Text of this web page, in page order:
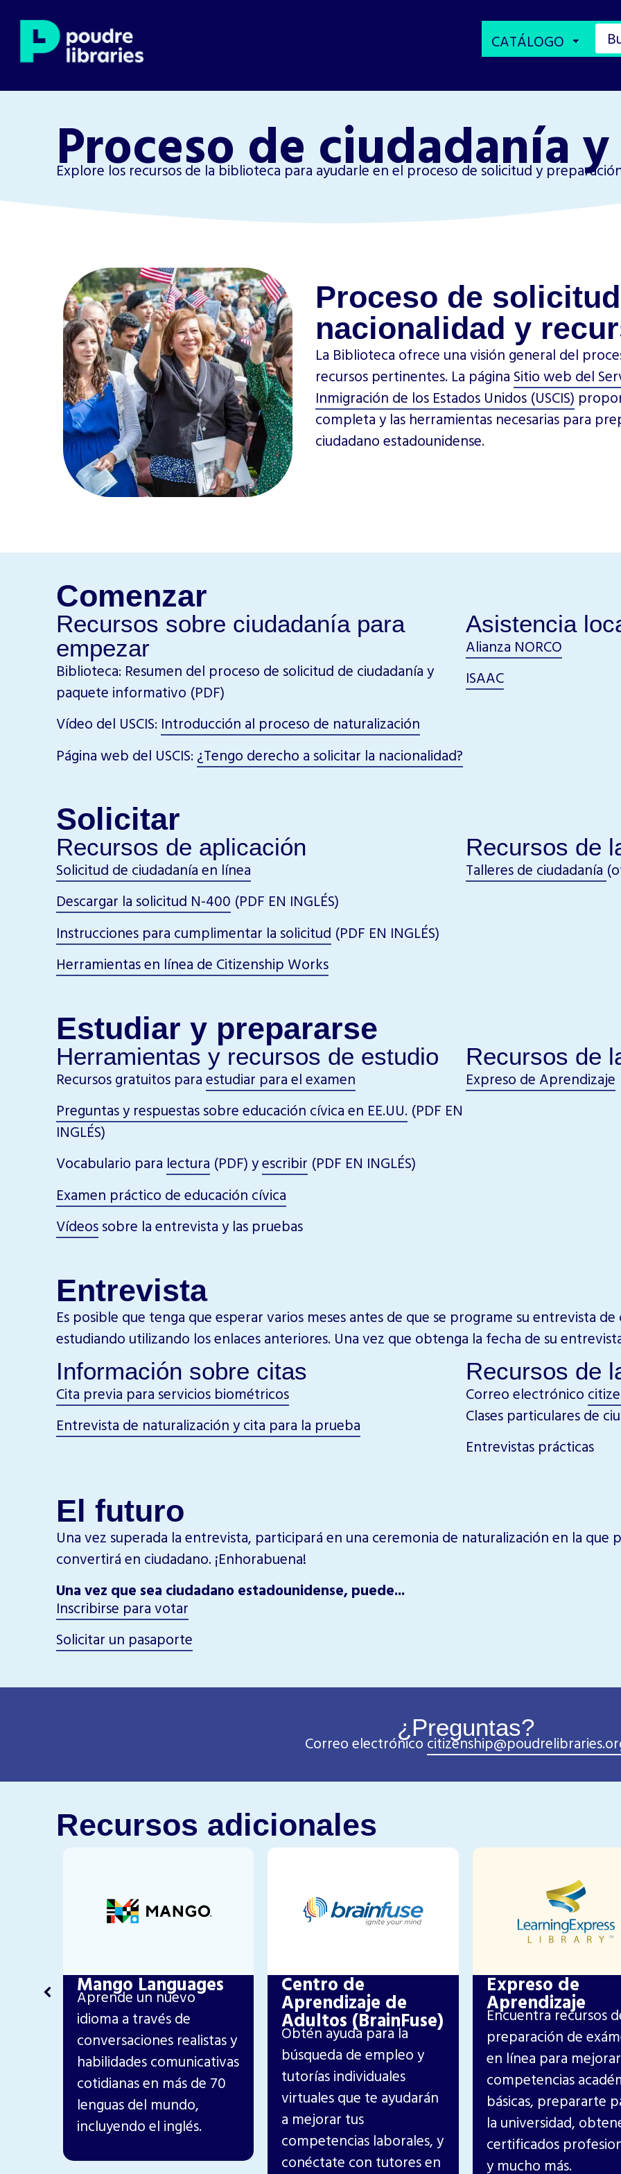
Proceso de ciudadanía
Explore los recursos de la biblioteca para ayudarle en el proceso de solicitud y
Proceso de
nacionalidad y
La Biblioteca ofrece una visión general del
recursos pertinentes. La página Sitio web del
Inmigración de los Estados Unidos (USCIS)
completa y las herramientas necesarias para
ciudadano estadounidense.
Comenzar
Recursos sobre ciudadanía para
empezar
Biblioteca: Resumen del proceso de solicitud de ciudadanía y
paquete informativo (PDF)
Vídeo del USCIS: Introducción al proceso de naturalización
Página web del USCIS:¿Tengo derecho a solicitar la nacionalidad?
Asistencia
Alianza NORCO
ISAAC
Solicitar
Recursos de aplicación
Solicitud de ciudadanía en línea
Descargar la solicitud N-400 (PDF EN INGLÉS)
Instrucciones para cumplimentar la solicitud (PDF EN INGLÉS)
Herramientas en línea de Citizenship Works
Recursos de
Talleres de ciudadanía
Estudiar y prepararse
Herramientas y recursos de estudio
Recursos gratuitos paraestudiar para el examen
Preguntas y respuestas sobre educación cívica en EE.UU.(PDF EN
INGLÉS)
Vocabulario para lectura (PDF) yescribir (PDF EN INGLÉS)
Examen práctico de educación cívica
Vídeossobre la entrevista y las pruebas
Recursos de
Expreso de Aprendizaje
Entrevista
Es posible que tenga que esperar varios meses antes de que se programe su entrevista
estudiando utilizando los enlaces anteriores. Una vez que obtenga la fecha de su
Información sobre citas
Cita previa para servicios biométricos
Entrevista de naturalización y cita para la prueba
Recursos de
Correo electrónico
Clases particulares de
Entrevistas prácticas
El futuro
Una vez superada la entrevista, participará en una ceremonia de naturalización en la
convertirá en ciudadano. ¡Enhorabuena!
Una vez que sea ciudadano estadounidense, puede...
Inscribirse para votar
Solicitar un pasaporte
¿Preguntas?
Correo electrónico
Recursos adicionales
Mango Languages
Aprende un nuevo
idioma a través de
conversaciones realistas y
habilidades comunicativas
cotidianas en más de 70
lenguas del mundo,
incluyendo el inglés.
Centro de
Aprendizaje de
Adultos (BrainFuse)
Obtén ayuda para la
búsqueda de empleo y
tutorías individuales
virtuales que te ayudarán
a mejorar tus
competencias laborales, y
conéctate con tutores en
Expreso de
Aprendizaje
Encuentra recursos
preparación de
en línea para
competencias
básicas, prepararte
la universidad,
certificados
y mucho más.